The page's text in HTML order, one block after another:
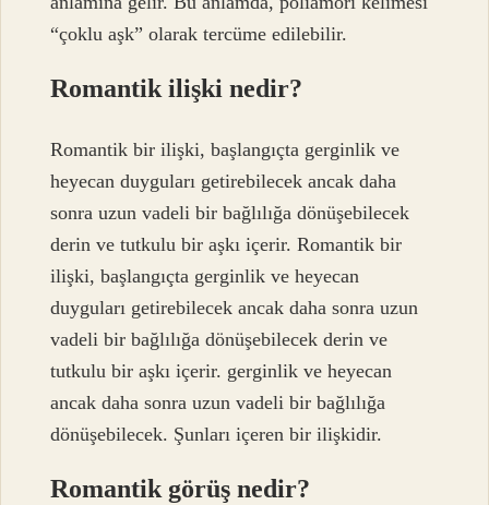
“çoklu aşk” olarak tercüme edilebilir.
Romantik ilişki nedir?
Romantik bir ilişki, başlangıçta gerginlik ve
heyecan duyguları getirebilecek ancak daha
sonra uzun vadeli bir bağlılığa dönüşebilecek
derin ve tutkulu bir aşkı içerir. Romantik bir
ilişki, başlangıçta gerginlik ve heyecan
duyguları getirebilecek ancak daha sonra uzun
vadeli bir bağlılığa dönüşebilecek derin ve
tutkulu bir aşkı içerir. gerginlik ve heyecan
ancak daha sonra uzun vadeli bir bağlılığa
dönüşebilecek. Şunları içeren bir ilişkidir.
Romantik görüş nedir?